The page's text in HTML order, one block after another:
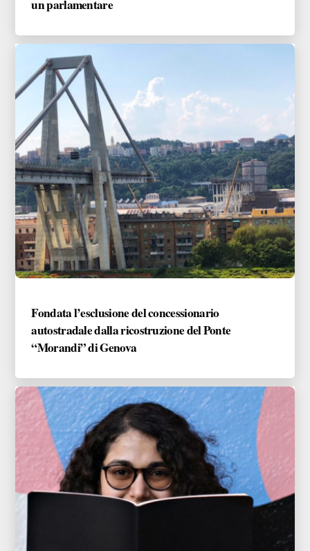
un parlamentare
Fondata l’esclusione del concessionario
autostradale dalla ricostruzione del Ponte
“Morandi” di Genova